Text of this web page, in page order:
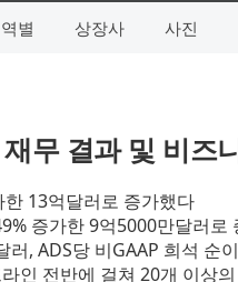
별 상장사 사진
무 결과 및 비즈
13억달러로 증가했다
증가한 9억5000만달러로
, ADS당 비GAAP 희석 순
인 전반에 걸쳐 20개 이상